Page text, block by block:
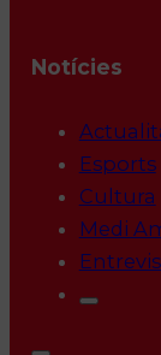
Notícies
Esports
Cultura
Medi